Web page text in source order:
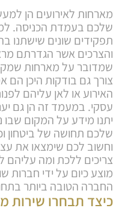
מארחות לאירועים הן
שלכם בעמדת הכניסה.
תפקידים שונים שישתנו
והצרכים אשר הגדרתם
שמדובר על מארחות
צורך גם בודקות היכן
האירוע או לאן עליהם
עסקי. במעמד זה הן גם
יתנו מידע על המקום שבו
שלכם תחושה של ביטחון
וחשוב לכם שימצאו את
צריכים ללכת ומה עליהם
מוצע כיום על ידי חברות
החברה הטובה ביותר
כיצד תבחרו שירות